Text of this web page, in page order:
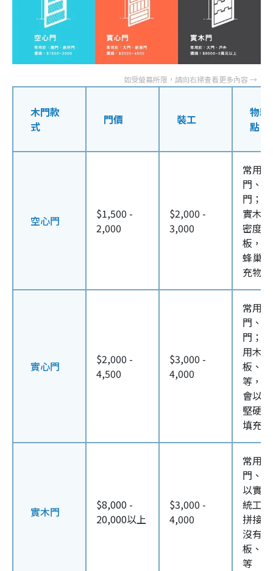
木門款
式
門價 裝工
物料
點
空心門
$1,500 -
2,000
$2,000 -
3,000
常用
門、
門；
實木
密度
板，
蜂巢
充物
實心門
$2,000 -
4,500
$3,000 -
4,000
常用
門、
門；
用木
板、
等，
會以
堅硬
填充
實木門
$8,000 -
20,000以上
$3,000 -
4,000
常用
門、
以實
統工
拼接
沒有
板、
等